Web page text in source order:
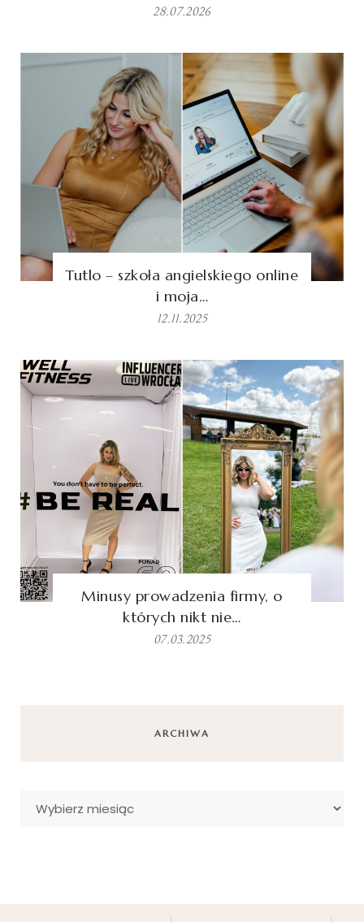
28.07.2026
Tutlo – szkoła angielskiego online
i moja…
12.11.2025
Minusy prowadzenia firmy, o
których nikt nie…
07.03.2025
ARCHIWA